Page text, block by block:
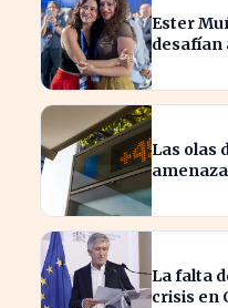
Ester
desafían
Las olas
La falta
crisis en